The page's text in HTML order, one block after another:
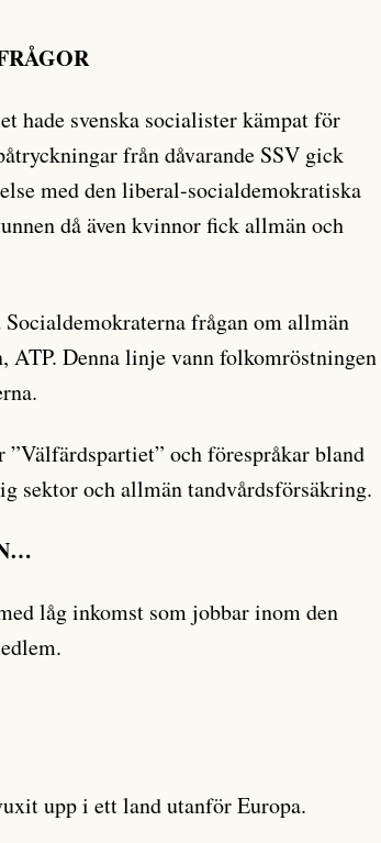
hade svenska socialister kämpat för
från dåvarande SSV gick
med den liberal-socialdemokratiska
då även kvinnor fick allmän och
frågan om allmän
ATP. Denna linje vann folkomröstningen
och förespråkar bland
sektor och allmän tandvårdsförsäkring.
låg inkomst som jobbar inom den
upp i ett land utanför Europa.